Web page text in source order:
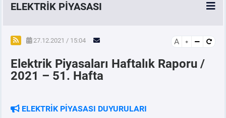
ELEKTRİK PİYASASI
SPOT ELEKTRİK PİYASALARI
ÖRNEK FİNANS BELGELERİ
27.12.2021 / 15:04 A
Elektrik Piyasaları Haftalık Raporu /
2021 – 51. Hafta
ELEKTRİK PİYASASI DUYURULARI